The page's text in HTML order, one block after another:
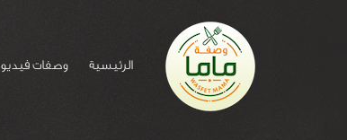
الرئيسية وصفات فيديو